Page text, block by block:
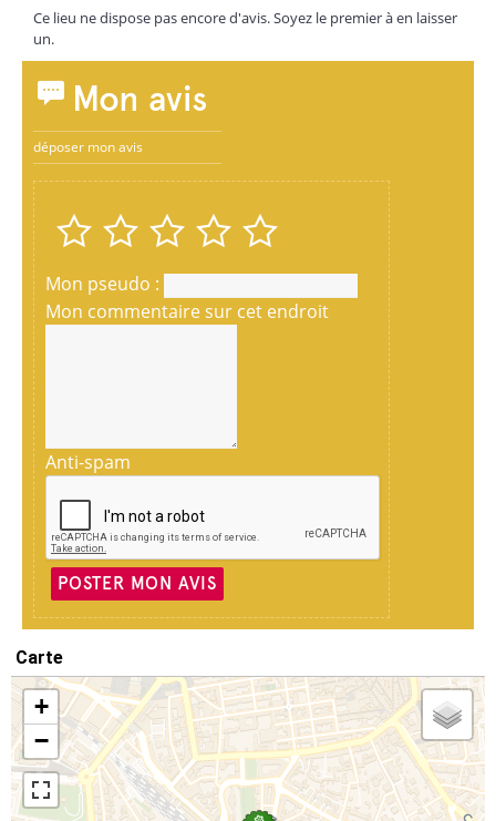
Ce lieu ne dispose pas encore d'avis. Soyez le premier à en laisser
un.
Mon avis
déposer mon avis
Mon pseudo :
Mon commentaire sur cet endroit
Anti-spam
POSTER MON AVIS
Carte
+
−